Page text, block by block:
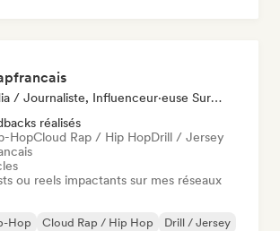
Média / Journaliste, Influenceur·euse Sur Les Réseaux Sociaux
réalisés
HopCloud Rap / Hip HopDrill / Jersey
ou reels impactants sur mes réseaux
Hop Cloud Rap / Hip Hop
Drill / Jersey